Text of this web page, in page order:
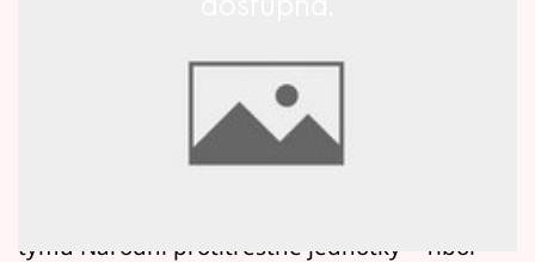
slovenském seriálu Za sklem hraje Jiří
Bartoška Vladimíra Slančíka, novější typ
mafiána v bílém límečku, podnikatele
propojeného s policií a vládními kruhy. Po
týmu Národní protitrestné jednotky – Tibor